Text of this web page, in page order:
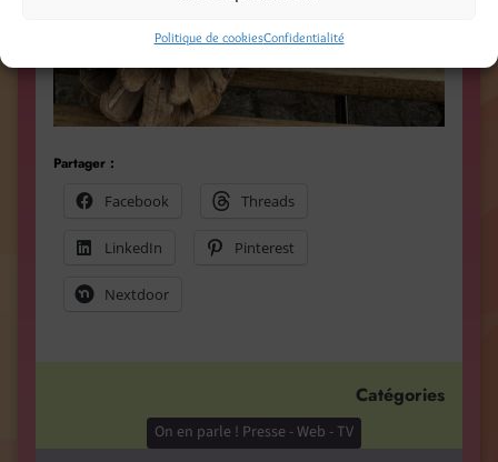
Politique de cookiesConfidentialité
Partager :
Facebook
Threads
LinkedIn Pinterest
Nextdoor
Catégories
On en parle ! Presse - Web - TV